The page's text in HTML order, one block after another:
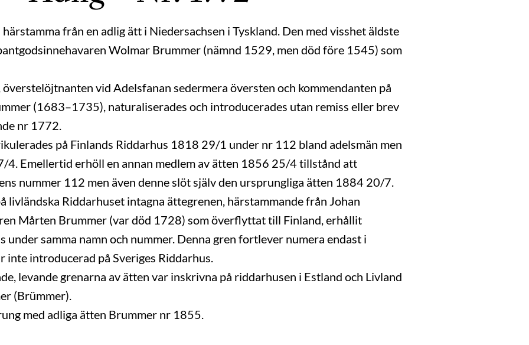
från en adlig ätt i Niedersachsen i Tyskland. Den med visshet äldste
Wolmar Brummer (nämnd 1529, men död före 1545) som
överstelöjtnanten vid Adelsfanan sedermera översten och kommendanten på
(1683–1735), naturaliserades och introducerades utan remiss eller brev
nr 1772.
på Finlands Riddarhus 1818 29/1 under nr 112 bland adelsmän men
4. Emellertid erhöll en annan medlem av ätten 1856 25/4 tillstånd att
nummer 112 men även denne slöt själv den ursprungliga ätten 1884 20/7.
livländska Riddarhuset intagna ättegrenen, härstammande från Johan
Mårten Brummer (var död 1728) som överflyttat till Finland, erhållit
samma namn och nummer. Denna gren fortlever numera endast i
inte introducerad på Sveriges Riddarhus.
levande grenarna av ätten var inskrivna på riddarhusen i Estland och Livland
(Brümmer).
med adliga ätten Brummer nr 1855.